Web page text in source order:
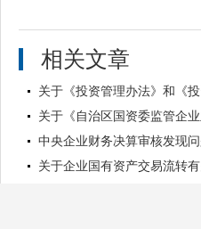
相关文章
关于《投资管理办法》和《
关于《自治区国资委监管企
中央企业财务决算审核发现
关于企业国有资产交易流转